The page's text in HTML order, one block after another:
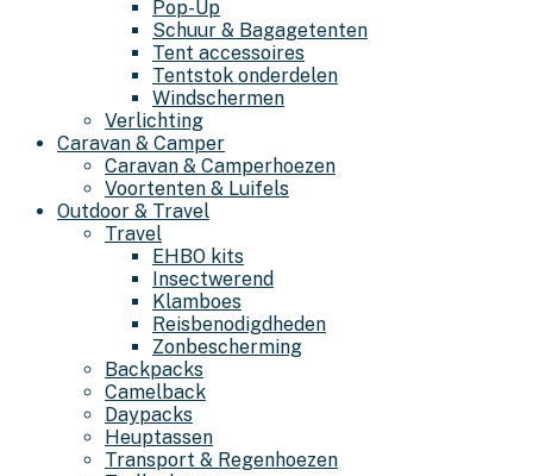
Pop-Up
Schuur & Bagagetenten
Tent accessoires
Tentstok onderdelen
Windschermen
Verlichting
Caravan & Camper
Caravan & Camperhoezen
Voortenten & Luifels
Outdoor & Travel
Travel
EHBO kits
Insectwerend
Klamboes
Reisbenodigdheden
Zonbescherming
Backpacks
Camelback
Daypacks
Heuptassen
Transport & Regenhoezen